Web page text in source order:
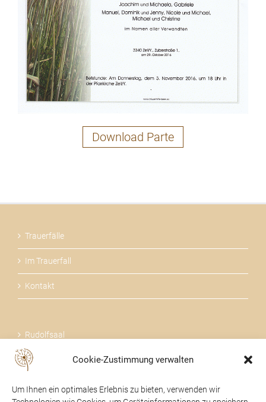
Cookie-Zustimmung verwalten
Um Ihnen ein optimales Erlebnis zu bieten, verwenden wir
Download Parte
Trauerfälle
Im Trauerfall
Kontakt
Rudolfsaal
Über uns